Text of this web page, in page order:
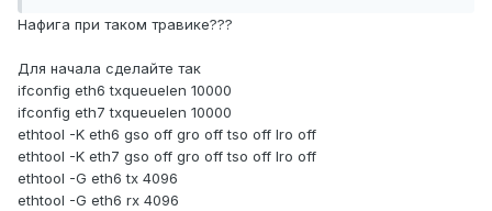
Нафига при таком травике???
Для начала сделайте так
ifconfig eth6 txqueuelen 10000
ifconfig eth7 txqueuelen 10000
ethtool -K eth6 gso off gro off tso off lro off
ethtool -K eth7 gso off gro off tso off lro off
ethtool -G eth6 tx 4096
ethtool -G eth6 rx 4096